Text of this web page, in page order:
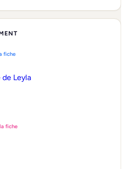
fiche
de Leyla
fiche